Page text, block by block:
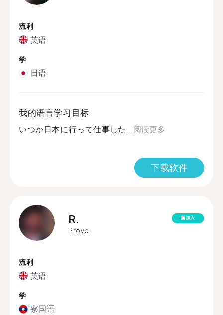
流利
英语
学
日语
我的语言学习目标
いつか日本に行って仕事した...阅读更多
下载软件
R.
Provo
新加入
流利
英语
学
寮国语